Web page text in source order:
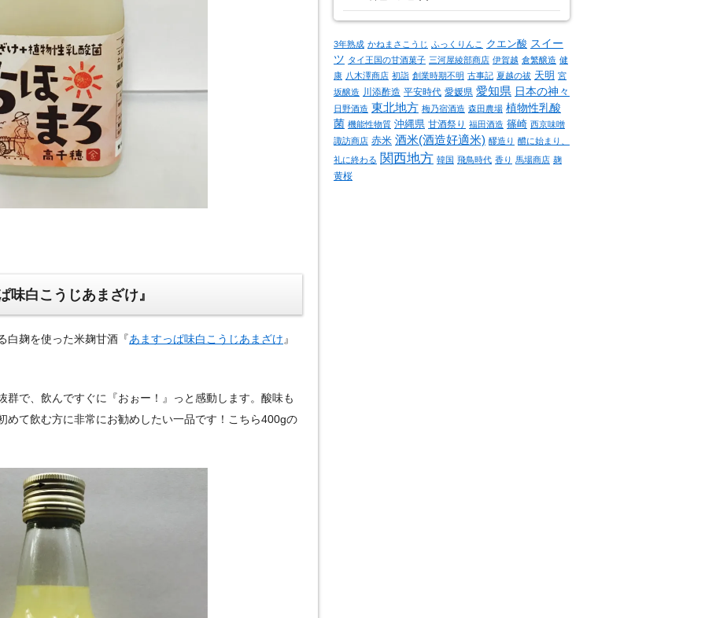
味白こうじあまざけ』
白麹を使った米麹甘酒『あますっぱ味白こうじあまざけ』
群で、飲んですぐに『おぉー！』っと感動します。酸味も
めて飲む方に非常にお勧めしたい一品です！こちら400gの
3年熟成 かねまさこうじ ふっくりんこ クエン酸 スイー
ツ タイ王国の甘酒菓子 三河屋綾部商店 伊賀越 倉繁醸造 健
康 八木澤商店 初詣 創業時期不明 古事記 夏越の祓 天明 宮
坂醸造 川添酢造 平安時代 愛媛県 愛知県 日本の神々
日野酒造 東北地方 梅乃宿酒造 森田農場 植物性乳酸
菌 機能性物質 沖縄県 甘酒祭り 福田酒造 篠崎 西京味噌
諏訪商店 赤米 酒米(酒造好適米) 醪造り 醴に始まり、
礼に終わる 関西地方 韓国 飛鳥時代 香り 馬場商店 麹
黄桜